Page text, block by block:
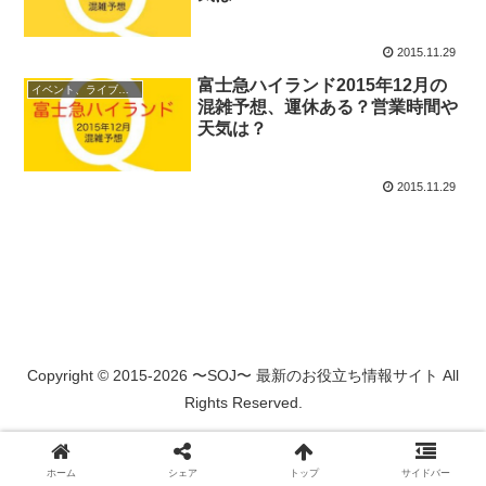
2015.11.29
イベント、ライブ最新情報
富士急ハイランド2015年12月の
混雑予想、運休ある？営業時間や
天気は？
2015.11.29
Copyright © 2015-2026 〜SOJ〜 最新のお役立ち情報サイト All
Rights Reserved.
ホーム シェア トップ サイドバー